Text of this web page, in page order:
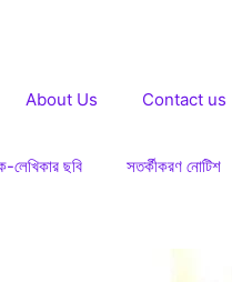
About Us Contact us
লেখিকার ছবি সতর্কীকরণ নোটিশ